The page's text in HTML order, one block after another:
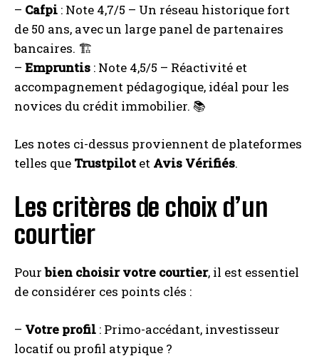
– Cafpi : Note 4,7/5 – Un réseau historique fort
de 50 ans, avec un large panel de partenaires
bancaires. 🏗️
– Empruntis : Note 4,5/5 – Réactivité et
accompagnement pédagogique, idéal pour les
novices du crédit immobilier. 📚
Les notes ci-dessus proviennent de plateformes
telles que Trustpilot et Avis Vérifiés.
Les critères de choix d’un
courtier
Pourbien choisir votre courtier, il est essentiel
de considérer ces points clés :
– Votre profil : Primo-accédant, investisseur
locatif ou profil atypique ?